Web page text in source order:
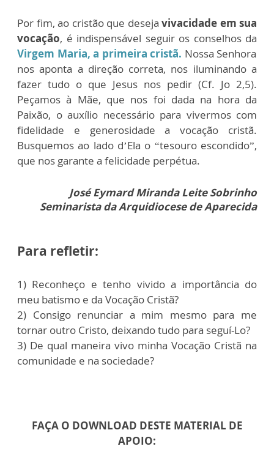
Por fim, ao cristão que deseja vivacidade em sua
vocação, é indispensável seguir os conselhos da
Virgem Maria, a primeira cristã. Nossa Senhora
nos aponta a direção correta, nos iluminando a
fazer tudo o que Jesus nos pedir (Cf. Jo 2,5).
Peçamos à Mãe, que nos foi dada na hora da
Paixão, o auxílio necessário para vivermos com
fidelidade e generosidade a vocação cristã.
Busquemos ao lado d’Ela o “tesouro escondido”,
que nos garante a felicidade perpétua.
José Eymard Miranda Leite Sobrinho
Seminarista da Arquidiocese de Aparecida
Para refletir:
1) Reconheço e tenho vivido a importância do
meu batismo e da Vocação Cristã?
2) Consigo renunciar a mim mesmo para me
tornar outro Cristo, deixando tudo para seguí-Lo?
3) De qual maneira vivo minha Vocação Cristã na
comunidade e na sociedade?
FAÇA O DOWNLOAD DESTE MATERIAL DE
APOIO: